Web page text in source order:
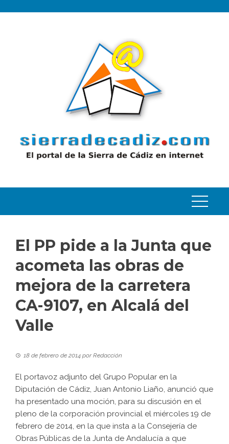
El PP pide a la Junta que
acometa las obras de
mejora de la carretera
CA-9107, en Alcalá del
Valle
18 de febrero de 2014 porRedacción
El portavoz adjunto del Grupo Popular en la
Diputación de Cádiz, Juan Antonio Liaño, anunció que
ha presentado una moción, para su discusión en el
pleno de la corporación provincial el miércoles 19 de
febrero de 2014, en la que insta a la Consejería de
Obras Públicas de la Junta de Andalucía a que